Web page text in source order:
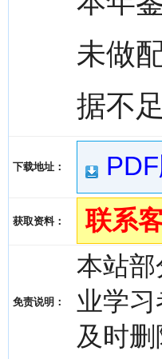
未做
据不
下载地址：
获取资料： 联系
免责说明：
本站
业学
及时删